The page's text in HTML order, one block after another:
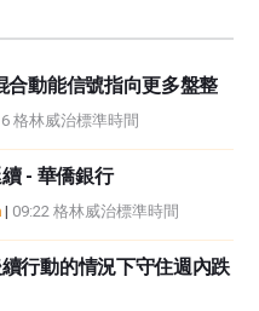
動能信號指向更多盤整
格林威治標準時間
- 華僑銀行
| 09:22 格林威治標準時間
行動的情況下守住週內跌